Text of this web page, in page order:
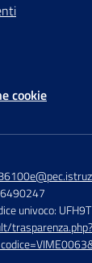
cookie
univoco: